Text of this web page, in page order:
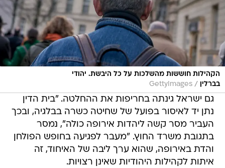
הקהילות חוששות מהשלכות על כל היבשת. יהודי
בברלין
/
GettyImages
גם ישראל גינתה בחריפות את ההחלטה. "בית הדין
נתן יד לאיסור בפועל של שחיטה כשרה בבלגיה, ובכך
העביר מסר קשה ליהדות אירופה כולה", נמסר
בתגובת משרד החוץ. "מעבר לפגיעה בחופש הפולחן
והדת באירופה, שהוא ערך ליבה של האיחוד, זה
איתות לקהילות היהודיות שאינן רצויות.